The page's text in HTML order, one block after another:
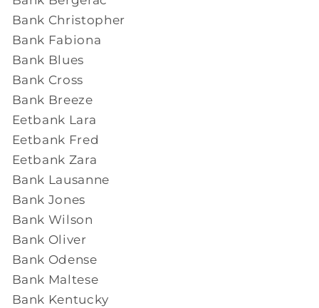
Bank Christopher
Bank Fabiona
Bank Blues
Bank Cross
Bank Breeze
Eetbank Lara
Eetbank Fred
Eetbank Zara
Bank Lausanne
Bank Jones
Bank Wilson
Bank Oliver
Bank Odense
Bank Maltese
Bank Kentucky